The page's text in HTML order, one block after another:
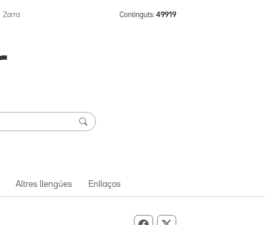
Zarra Continguts: 49919
Altres llengües Enllaços